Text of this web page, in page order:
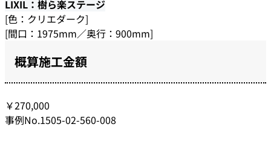
LIXIL：樹ら楽ステージ
[色：クリエダーク]
[間口：1975mm／奥行：900mm]
概算施工金額
￥270,000
事例No.1505-02-560-008